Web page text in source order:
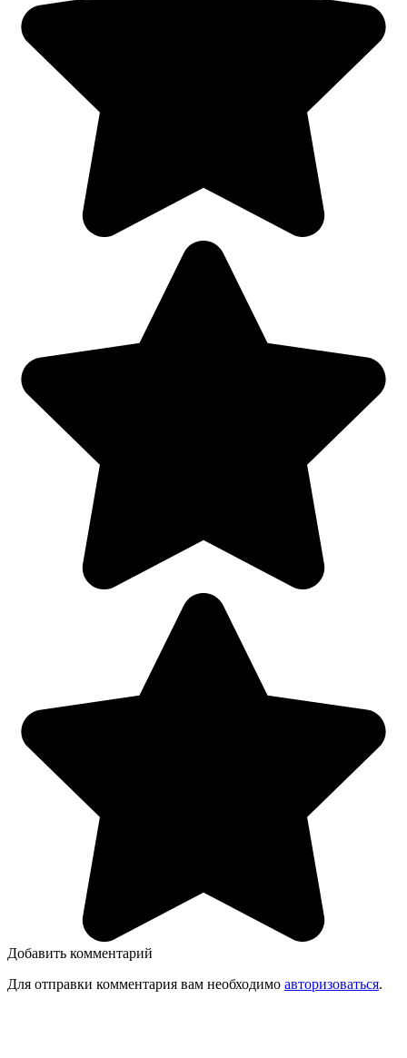
Добавить комментарий
Для отправки комментария вам необходимо авторизоваться.